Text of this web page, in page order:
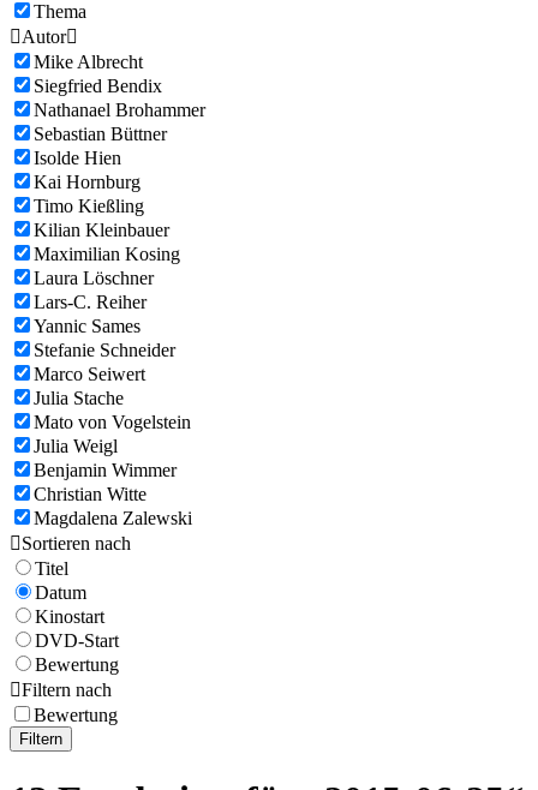
Thema
Autor
Mike Albrecht
Siegfried Bendix
Nathanael Brohammer
Sebastian Büttner
Isolde Hien
Kai Hornburg
Timo Kießling
Kilian Kleinbauer
Maximilian Kosing
Laura Löschner
Lars-C. Reiher
Yannic Sames
Stefanie Schneider
Marco Seiwert
Julia Stache
Mato von Vogelstein
Julia Weigl
Benjamin Wimmer
Christian Witte
Magdalena Zalewski
Sortieren nach
Titel
Datum
Kinostart
DVD-Start
Bewertung
Filtern nach
Bewertung
Filtern